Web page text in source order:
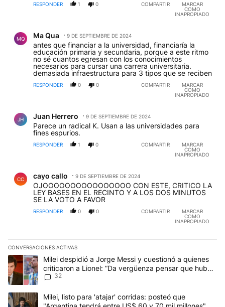
RESPONDER 1 0 COMPARTIR
MARCAR
COMO
INAPROPIADO
MQ Ma Qua 9 DE SEPTIEMBRE DE 2024
antes que financiar a la universidad, financiaría la
educación primaria y secundaria, porque a este ritmo
no sé cuantos egresan con los conocimientos
necesarios para cursar una carrera universitaria.
demasiada infraestructura para 3 tipos que se reciben
RESPONDER 0 0 COMPARTIR
MARCAR
COMO
INAPROPIADO
JH Juan Herrero 9 DE SEPTIEMBRE DE 2024
Parece un radical K. Usan a las universidades para
fines espurios.
RESPONDER 1 0 COMPARTIR
MARCAR
COMO
INAPROPIADO
CC cayo callo 9 DE SEPTIEMBRE DE 2024
OJOOOOOOOOOOOOOOOO CON ESTE, CRITICO LA
LEY BASES EN EL RECINTO Y A LOS DOS MINUTOS
SE LA VOTO A FAVOR
RESPONDER 0 0 COMPARTIR
MARCAR
COMO
INAPROPIADO
CONVERSACIONES ACTIVAS
Este listado muestra los artículos con más comentarios en los
Un artículo de tendencia con el título "Milei despidió a Jorge
Milei despidió a Jorge Messi y cuestionó a quienes
criticaron a Lionel: “Da vergüenza pensar que hubo
anti-Messi”
32
Un artículo de tendencia con el título "Milei, listo para 'atajar'
Milei, listo para 'atajar' corridas: posteó que